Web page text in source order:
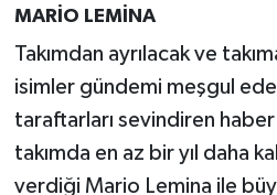
MARİO LEMİNA
Takımdan ayrılacak ve
isimler gündemi meşgul
taraftarları sevindiren
takımda en az bir yıl daha
verdiği Mario Lemina ile